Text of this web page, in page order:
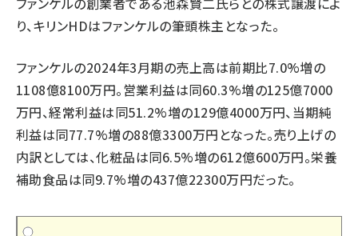
り、キリンHDはファンケルの筆頭株主となった。
ファンケルの2024年3月期の売上高は前期比7.0%増の
1108億8100万円。営業利益は同60.3%増の125億7000
万円、経常利益は同51.2%増の129億4000万円、当期純
利益は同77.7%増の88億3300万円となった。売り上げの
内訳としては、化粧品は同6.5%増の612億600万円。栄養
補助食品は同9.7%増の437億22300万円だった。